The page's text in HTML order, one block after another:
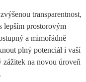
transparentnost,
lepším prostorovým
a mimořádně
plný potenciál i vaší
zážitek na novou úroveň